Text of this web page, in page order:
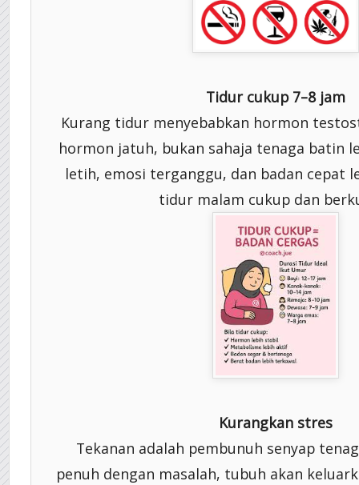
Tidur cukup 7–8 jam
Kurang tidur menyebabkan hormon
hormon jatuh, bukan sahaja tenaga batin
letih, emosi terganggu, dan badan cepat
tidur malam cukup dan
Kurangkan stres
Tekanan adalah pembunuh senyap
penuh dengan masalah, tubuh akan